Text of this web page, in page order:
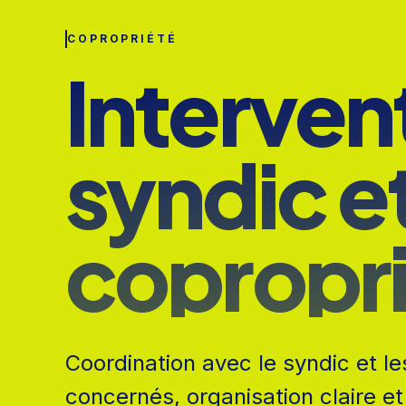
COPROPRIÉTÉ
syndic
Coordination avec le syndic et
concernés, organisation claire